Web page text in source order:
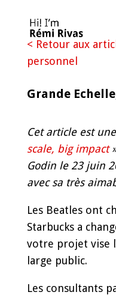
< Retour aux
personnel
Grande
Cet article est
scale, big impact
Godin le 23 juin
avec sa très
Les Beatles ont
Starbucks a
votre projet vise
large public.
Les consultants